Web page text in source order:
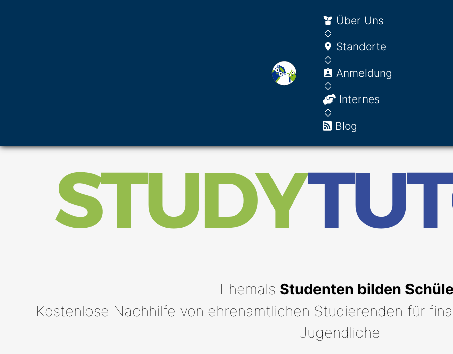
Über Uns
Standorte
Anmeldung
Internes
Blog
Ehemals Studenten bilden
Kostenlose Nachhilfe von ehrenamtlichen Studierenden für
Jugendliche